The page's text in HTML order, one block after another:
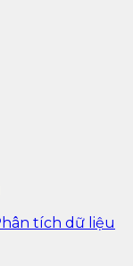
tích dữ liệu